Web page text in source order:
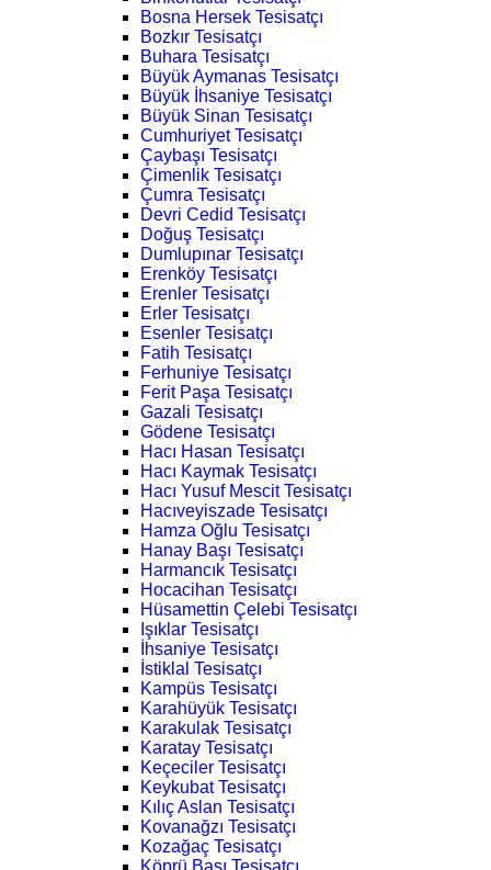
Bosna Hersek Tesisatçı
Bozkır Tesisatçı
Buhara Tesisatçı
Büyük Aymanas Tesisatçı
Büyük İhsaniye Tesisatçı
Büyük Sinan Tesisatçı
Cumhuriyet Tesisatçı
Çaybaşı Tesisatçı
Çimenlik Tesisatçı
Çumra Tesisatçı
Devri Cedid Tesisatçı
Doğuş Tesisatçı
Dumlupınar Tesisatçı
Erenköy Tesisatçı
Erenler Tesisatçı
Erler Tesisatçı
Esenler Tesisatçı
Fatih Tesisatçı
Ferhuniye Tesisatçı
Ferit Paşa Tesisatçı
Gazali Tesisatçı
Gödene Tesisatçı
Hacı Hasan Tesisatçı
Hacı Kaymak Tesisatçı
Hacı Yusuf Mescit Tesisatçı
Hacıveyiszade Tesisatçı
Hamza Oğlu Tesisatçı
Hanay Başı Tesisatçı
Harmancık Tesisatçı
Hocacihan Tesisatçı
Hüsamettin Çelebi Tesisatçı
Işıklar Tesisatçı
İhsaniye Tesisatçı
İstiklal Tesisatçı
Kampüs Tesisatçı
Karahüyük Tesisatçı
Karakulak Tesisatçı
Karatay Tesisatçı
Keçeciler Tesisatçı
Keykubat Tesisatçı
Kılıç Aslan Tesisatçı
Kovanağzı Tesisatçı
Kozağaç Tesisatçı